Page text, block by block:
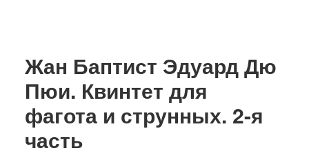
Жан Баптист Эдуард Дю
Пюи. Квинтет для
фагота и струнных. 2-я
часть